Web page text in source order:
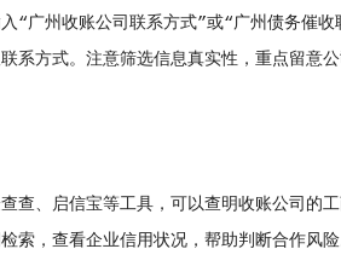
广州收账公司联系方式”或“广州债务催收
方式。注意筛选信息真实性，重点留意公
、启信宝等工具，可以查明收账公司的
索，查看企业信用状况，帮助判断合作风险